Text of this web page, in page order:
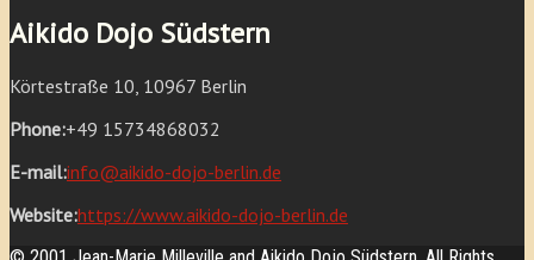
Aikido Dojo Südstern
Körtestraße 10, 10967 Berlin
Phone:+49 15734868032
E-mail:info@aikido-dojo-berlin.de
Website:https://www.aikido-dojo-berlin.de